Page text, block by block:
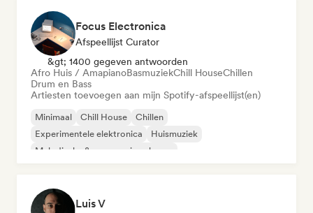
Focus Electronica
Afspeellijst Curator
&gt; 1400 gegeven antwoorden
Afro Huis / AmapianoBasmuziekChill HouseChillen
Drum en Bass
Artiesten toevoegen aan mijn Spotify-afspeellijst(en)
Minimaal Chill House
Chillen
Experimentele elektronica
Huismuziek
Melodische & progressieve house
Luis V